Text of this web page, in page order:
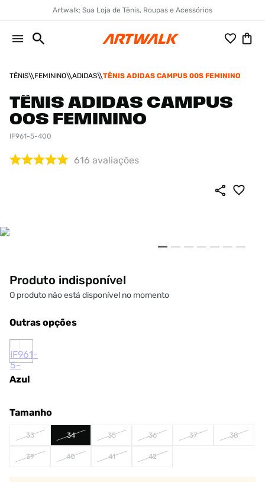
Artwalk: Sua Loja de Tênis, Roupas e Acessórios
TÊNIS FEMININO ADIDAS TÊNIS ADIDAS CAMPUS 00S FEMININO
TÊNIS ADIDAS CAMPUS
00S FEMININO
IF961-5-400
616 avaliações
Produto indisponível
O produto não está disponível no momento
Outras opções
Azul
Tamanho
33 34 35 36 37 38
39 40 41 42